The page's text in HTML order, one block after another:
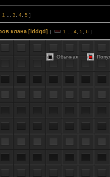
1 3 4 5 ]
клана [iddqd] [ 1 4 5 6 ]
Обычная